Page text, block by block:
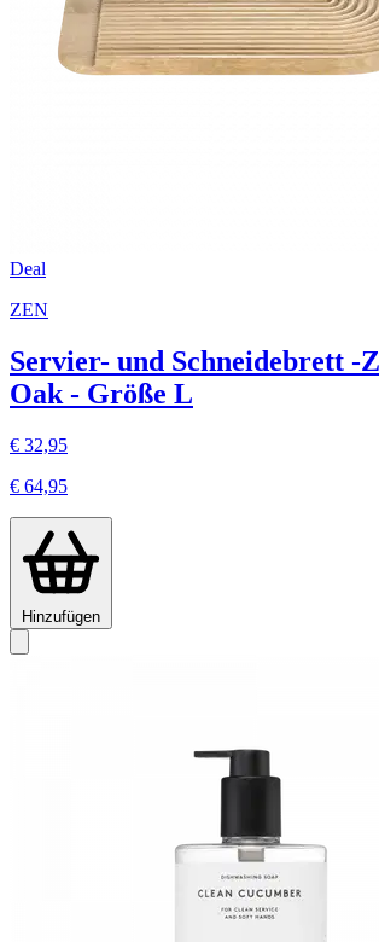
Deal
ZEN
Servier- und Schneidebrett -
Oak - Größe L
€ 32,95
€ 64,95
Hinzufügen